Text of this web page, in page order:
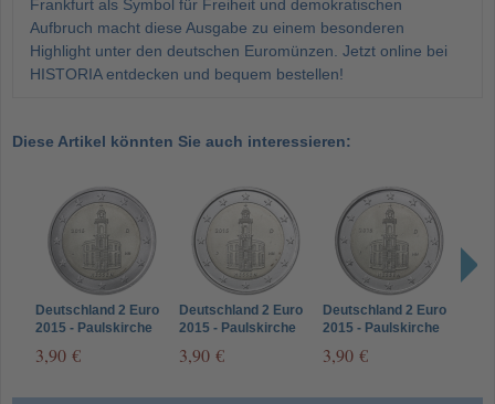
Frankfurt als Symbol für Freiheit und demokratischen
Aufbruch macht diese Ausgabe zu einem besonderen
Highlight unter den deutschen Euromünzen. Jetzt online bei
HISTORIA entdecken und bequem bestellen!
Diese Artikel könnten Sie auch interessieren:
Deutschland 2 Euro
2015 - Paulskirche
Münzzeichen J
3,90 €
Deutschland 2 Euro
2015 - Paulskirche
Münzzeichen D
3,90 €
Deutschland 2 Euro
2015 - Paulskirche
Münzzeichen F
3,90 €